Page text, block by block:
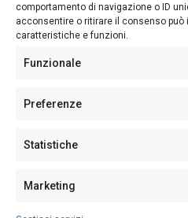
comportamento di navigazione o ID
acconsentire o ritirare il consenso
caratteristiche e funzioni.
Funzionale
Preferenze
Statistiche
Marketing
Follow Us
Sede:Via Cristoforo Colombo
Partita IVA02270380922
128/2020 del 10/02/2020